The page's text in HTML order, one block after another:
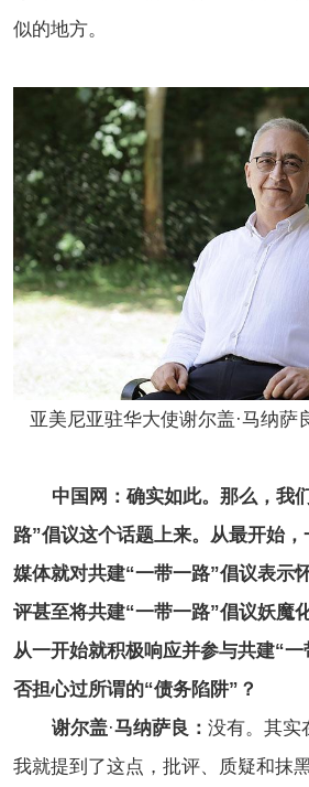
似的地方。
亚美尼亚驻华大使谢尔盖·马纳萨
中国网：确实如此。那么，我
路”倡议这个话题上来。从最开始
媒体就对共建“一带一路”倡议表示
评甚至将共建“一带一路”倡议妖魔
从一开始就积极响应并参与共建“
否担心过所谓的“债务陷阱”？
谢尔盖·马纳萨良： 没有。其实
我就提到了这点，批评、质疑和抹